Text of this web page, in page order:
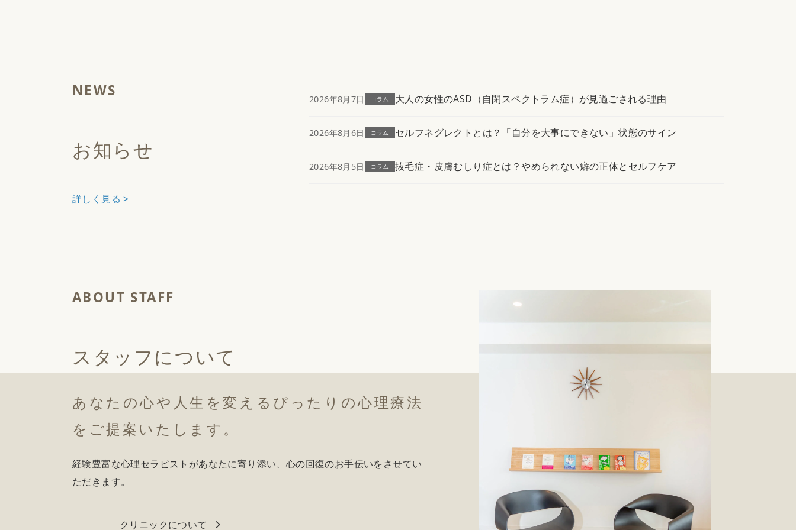
お知らせ
詳しく見る >
2026年8月7日 コラム 大人の女性のASD（自閉スペクトラム症）が見過ごされる理由
2026年8月6日 コラム セルフネグレクトとは？「自分を大事にできない」状態のサイン
2026年8月5日 コラム 抜毛症・皮膚むしり症とは？やめられない癖の正体とセルフケア
スタッフについて
あなたの心や人生を変えるぴったりの心理療法
をご提案いたします。
経験豊富な心理セラピストがあなたに寄り添い、心の回復のお手伝いをさせてい
ただきます。
クリニックについて